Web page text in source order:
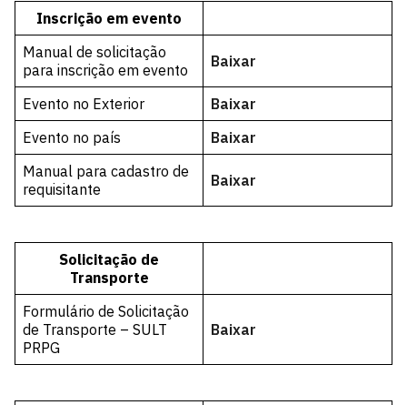
Inscrição em evento
Manual de solicitação
para inscrição em evento
Baixar
Evento no Exterior
Baixar
Evento no país
Baixar
Manual para cadastro de
requisitante
Baixar
Solicitação de
Transporte
Formulário de Solicitação
de Transporte – SULT
PRPG
Baixar